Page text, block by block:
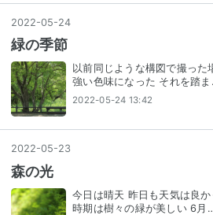
2022-05-24
緑の季節
以前同じような構図で撮っ
強い色味になった それを踏
2022-05-24 13:42
2022-05-23
森の光
今日は晴天 昨日も天気は良
時期は樹々の緑が美しい 6月